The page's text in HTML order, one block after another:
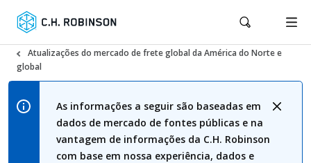
Atualizações do mercado de frete global da América do Norte e
global
As informações a seguir são baseadas em
dados de mercado de fontes públicas e na
vantagem de informações da C.H. Robinson
com base em nossa experiência, dados e